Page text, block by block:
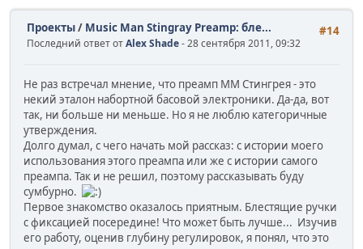
#14
Проекты/ Music Man Stingray Preamp: бле...
Последний ответ отAlex Shade- 28 сентября 2011, 09:32
Не раз встречал мнение, что преамп ММ Стингрея - это
некий эталон набортной басовой электроники. Да-да, вот
так, ни больше ни меньше. Но я не люблю категоричные
утверждения.
Долго думал, с чего начать мой рассказ: с истории моего
использования этого преампа или же с истории самого
преампа. Так и не решил, поэтому рассказывать буду
сумбурно.
Первое знакомство оказалось приятным. Блестящие ручки
с фиксацией посередине! Что может быть лучше... Изучив
его работу, оценив глубину регулировок, я понял, что это